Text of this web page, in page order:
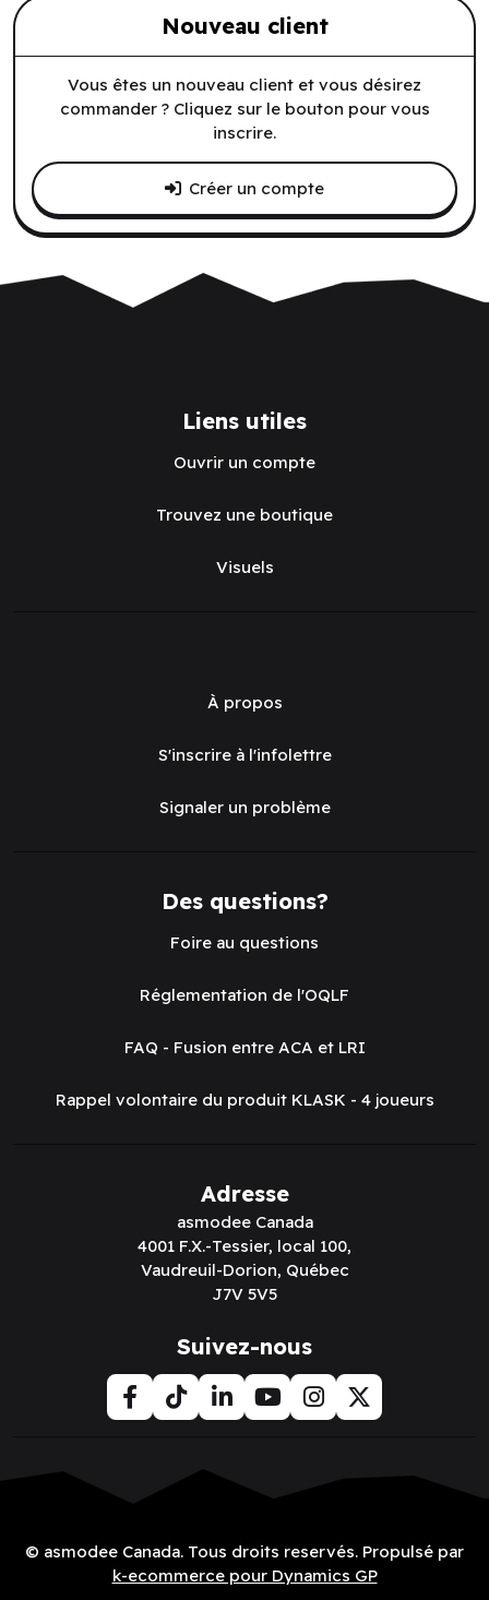
Nouveau client
Vous êtes un nouveau client et vous désirez
commander ? Cliquez sur le bouton pour vous
inscrire.
Créer un compte
Liens utiles
Ouvrir un compte
Trouvez une boutique
Visuels
À propos
S'inscrire à l'infolettre
Signaler un problème
Des questions?
Foire au questions
Réglementation de l'OQLF
FAQ - Fusion entre ACA et LRI
Rappel volontaire du produit KLASK - 4 joueurs
Adresse
asmodee Canada
4001 F.X.-Tessier, local 100,
Vaudreuil-Dorion, Québec
J7V 5V5
Suivez-nous
© asmodee Canada. Tous droits reservés. Propulsé par
k-ecommerce pour Dynamics GP